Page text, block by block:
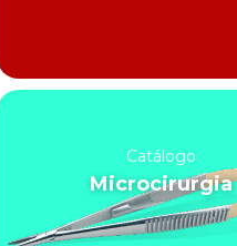
Catálogo
Microcirurgia